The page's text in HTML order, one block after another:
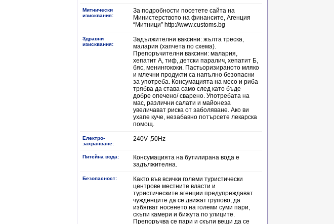
Митнически
изисквания:
За подробности посетете сайта на
Министерството на финансите, Агенция
“Митници” http://www.customs.bg
Здравни
изисквания:
Задължителни ваксини: жълта треска,
малария (хапчета по схема).
Препоръчителни ваксини: малария,
хепатит А, тиф, детски паралич, хепатит Б,
бяс, менингококи. Пастьоризираното мляко
и млечни продукти са напълно безопасни
за употреба. Консумацията на месо и риба
трябва да става само след като бъде
добре опечено/ сварено. Употребата на
мас, различни салати и майонеза
увеличават риска от заболяване. Ако ви
ухапе куче, незабавно потърсете лекарска
помощ.
Електро-
захранване:
240V ,50Hz
Питейна вода:
Консумацията на бутилирана вода е
задължителна.
Безопасност:
Както във всички големи туристически
центрове местните власти и
туристическите агенции предупреждават
чужденците да се движат групово, да
избягват носенето на големи суми пари,
скъпи камери и бижута по улиците.
Препоръчва се пари и скъпи вещи да се